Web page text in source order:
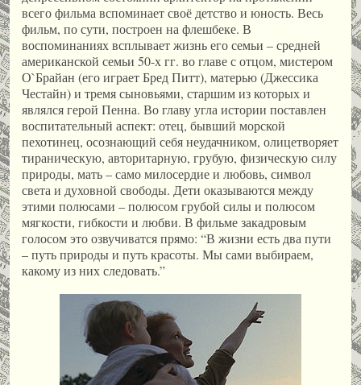
всего фильма вспоминает своё детство и юность. Весь
фильм, по сути, построен на флешбеке. В
воспоминаниях всплывает жизнь его семьи – средней
американской семьи 50-х гг. во главе с отцом, мистером
О`Брайан (его играет Бред Питт), матерью (Джессика
Честайн) и тремя сыновьями, старшим из которых и
являлся герой Пенна. Во главу угла истории поставлен
воспитательный аспект: отец, бывший морской
пехотинец, осознающий себя неудачником, олицетворяет
тираническую, авторитарную, грубую, физическую силу
природы, мать – само милосердие и любовь, символ
света и духовной свободы. Дети оказываются между
этими полюсами – полюсом грубой силы и полюсом
мягкости, гибкости и любви. В фильме закадровым
голосом это озвучиватся прямо: “В жизни есть два пути
– путь природы и путь красоты. Мы сами выбираем,
какому из них следовать.”